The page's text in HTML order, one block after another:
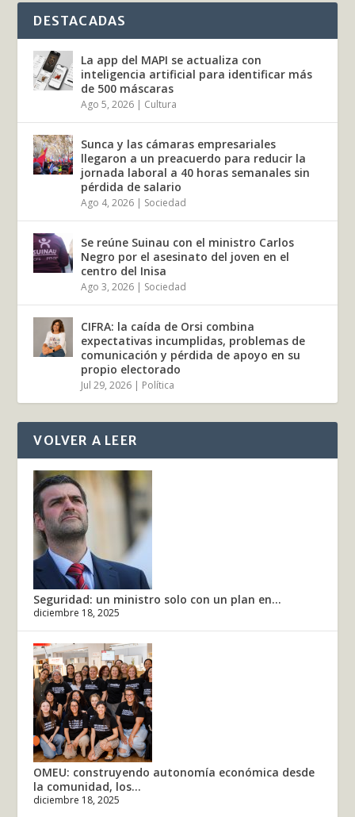
DESTACADAS
La app del MAPI se actualiza con
inteligencia artificial para identificar más
de 500 máscaras
Ago 5, 2026 | Cultura
Sunca y las cámaras empresariales
llegaron a un preacuerdo para reducir la
jornada laboral a 40 horas semanales sin
pérdida de salario
Ago 4, 2026 | Sociedad
Se reúne Suinau con el ministro Carlos
Negro por el asesinato del joven en el
centro del Inisa
Ago 3, 2026 | Sociedad
CIFRA: la caída de Orsi combina
expectativas incumplidas, problemas de
comunicación y pérdida de apoyo en su
propio electorado
Jul 29, 2026 | Política
VOLVER A LEER
Seguridad: un ministro solo con un plan en...
diciembre 18, 2025
OMEU: construyendo autonomía económica desde
la comunidad, los...
diciembre 18, 2025